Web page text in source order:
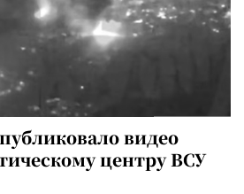
видео
центру ВСУ